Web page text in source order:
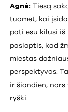
Agnė: Tiesą
tuomet, kai
pati esu kilusi
paslaptis, kad
miestas
perspektyvos.
ir šiandien,
ryški.